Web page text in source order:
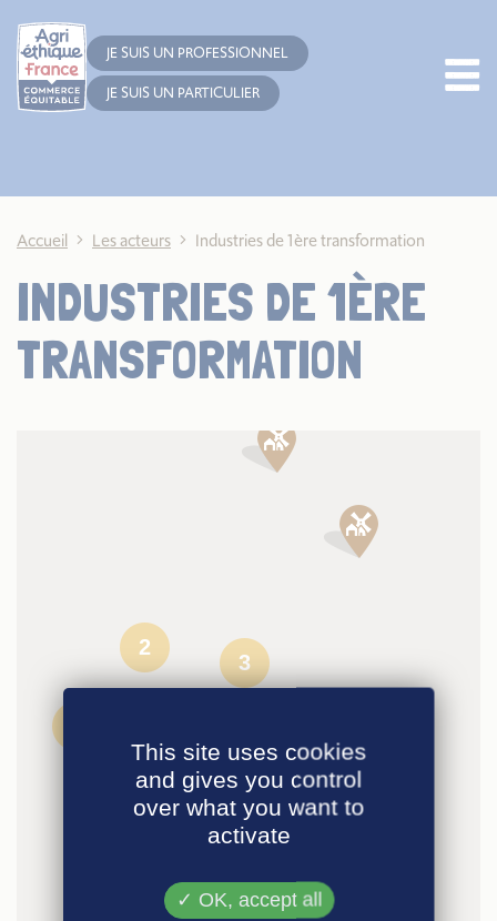
JE SUIS UN PROFESSIONNEL
JE SUIS UN PARTICULIER
Accueil Les acteurs Industries de 1ère transformation
INDUSTRIES DE 1ÈRE
TRANSFORMATION
3
2
This site uses cookies
and gives you control
over what you want to
activate
OK, accept all